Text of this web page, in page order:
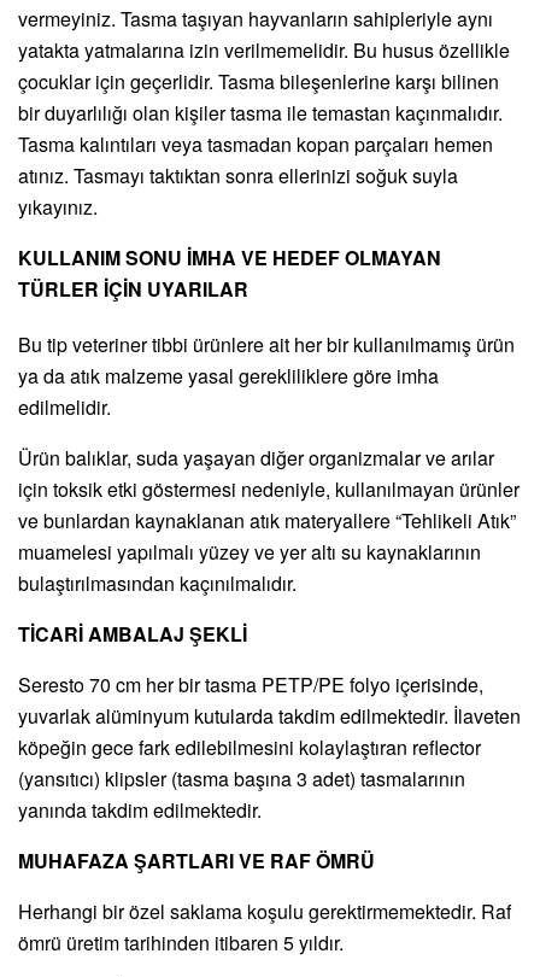
vermeyiniz. Tasma taşıyan hayvanların sahipleriyle aynı
yatakta yatmalarına izin verilmemelidir. Bu husus özellikle
çocuklar için geçerlidir. Tasma bileşenlerine karşı bilinen
bir duyarlılığı olan kişiler tasma ile temastan kaçınmalıdır.
Tasma kalıntıları veya tasmadan kopan parçaları hemen
atınız. Tasmayı taktıktan sonra ellerinizi soğuk suyla
yıkayınız.
KULLANIM SONU İMHA VE HEDEF OLMAYAN
TÜRLER İÇİN UYARILAR
Bu tip veteriner tibbi ürünlere ait her bir kullanılmamış ürün
ya da atık malzeme yasal gerekliliklere göre imha
edilmelidir.
Ürün balıklar, suda yaşayan diğer organizmalar ve arılar
için toksik etki göstermesi nedeniyle, kullanılmayan ürünler
ve bunlardan kaynaklanan atık materyallere “Tehlikeli Atık”
muamelesi yapılmalı yüzey ve yer altı su kaynaklarının
bulaştırılmasından kaçınılmalıdır.
TİCARİ AMBALAJ ŞEKLİ
Seresto 70 cm her bir tasma PETP/PE folyo içerisinde,
yuvarlak alüminyum kutularda takdim edilmektedir. İlaveten
köpeğin gece fark edilebilmesini kolaylaştıran reflector
(yansıtıcı) klipsler (tasma başına 3 adet) tasmalarının
yanında takdim edilmektedir.
MUHAFAZA ŞARTLARI VE RAF ÖMRÜ
Herhangi bir özel saklama koşulu gerektirmemektedir. Raf
ömrü üretim tarihinden itibaren 5 yıldır.